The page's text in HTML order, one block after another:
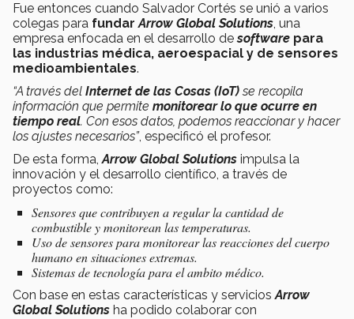
Fue entonces cuando Salvador Cortés se unió a varios
colegas para fundarArrow Global Solutions, una
empresa enfocada en el desarrollo desoftware para
las industrias médica, aeroespacial y de sensores
medioambientales.
“A través del Internet de las Cosas (IoT)se recopila
información que permite monitorear lo que ocurre en
tiempo real. Con esos datos, podemos reaccionar y hacer
los ajustes necesarios”, especificó el profesor.
De esta forma,Arrow Global Solutions impulsa la
innovación y el desarrollo científico, a través de
proyectos como:
Sensores que contribuyen a regular la cantidad de
combustible y monitorean las temperaturas.
Uso de sensores para monitorear las reacciones del cuerpo
humano en situaciones extremas.
Sistemas de tecnología para el ambito médico.
Con base en estas características y serviciosArrow
Global Solutions ha podido colaborar con